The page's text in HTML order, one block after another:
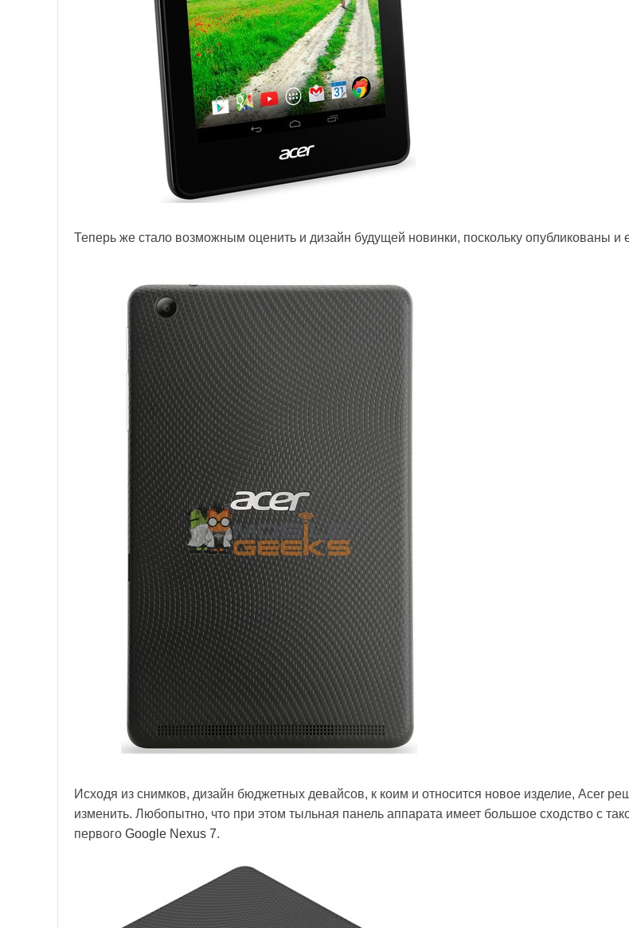
Теперь же стало возможным оценить и дизайн будущей новинки, поскольку опубликованы и
Исходя из снимков, дизайн бюджетных девайсов, к коим и относится новое изделие, Acer
изменить. Любопытно, что при этом тыльная панель аппарата имеет большое сходство с
первого Google Nexus 7.